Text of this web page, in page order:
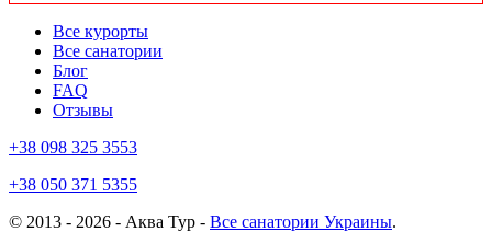
Все курорты
Все санатории
Блог
FAQ
Отзывы
+38 098 325 3553
+38 050 371 5355
© 2013 - 2026 - Аква Тур - Все санатории Украины.